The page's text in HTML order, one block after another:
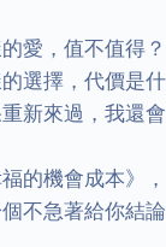
愛，值不值得？
選擇，代價是
新來過，我還
福的機會成本》，
不急著給你結論